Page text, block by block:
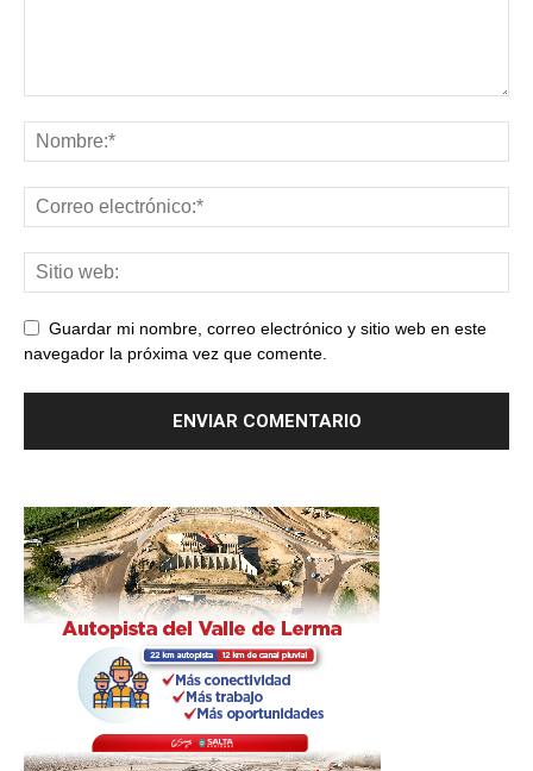
Guardar mi nombre, correo electrónico y sitio web en este
navegador la próxima vez que comente.